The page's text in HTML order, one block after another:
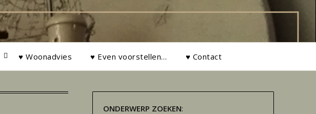
♥ Woonadvies ♥ Even voorstellen… ♥ Contact
ONDERWERP ZOEKEN: